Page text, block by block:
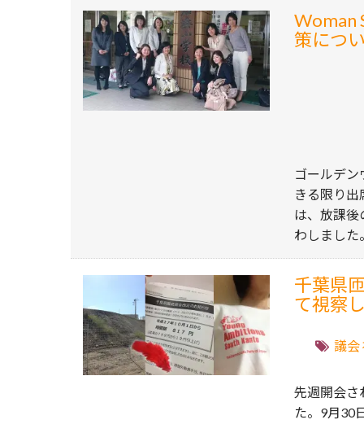
Woman
策につ
ゴールデ
きる限り出
は、放課後
わしました。
千葉県
て視察
議会
先週開会さ
た。9月30